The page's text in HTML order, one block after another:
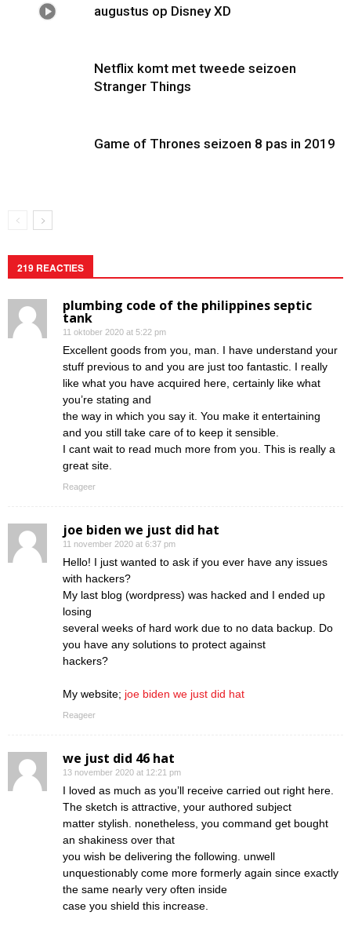
augustus op Disney XD
Netflix komt met tweede seizoen
Stranger Things
Game of Thrones seizoen 8 pas in 2019
219 REACTIES
plumbing code of the philippines septic
tank
11 oktober 2020 at 5:22 pm
Excellent goods from you, man. I have understand your
stuff previous to and you are just too fantastic. I really
like what you have acquired here, certainly like what
you’re stating and
the way in which you say it. You make it entertaining
and you still take care of to keep it sensible.
I cant wait to read much more from you. This is really a
great site.
Reageer
joe biden we just did hat
11 november 2020 at 6:37 pm
Hello! I just wanted to ask if you ever have any issues
with hackers?
My last blog (wordpress) was hacked and I ended up
losing
several weeks of hard work due to no data backup. Do
you have any solutions to protect against
hackers?
My website; joe biden we just did hat
Reageer
we just did 46 hat
13 november 2020 at 12:21 pm
I loved as much as you’ll receive carried out right here.
The sketch is attractive, your authored subject
matter stylish. nonetheless, you command get bought
an shakiness over that
you wish be delivering the following. unwell
unquestionably come more formerly again since exactly
the same nearly very often inside
case you shield this increase.